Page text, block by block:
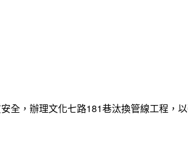
全，辦理文化七路181巷汰換管線工程，